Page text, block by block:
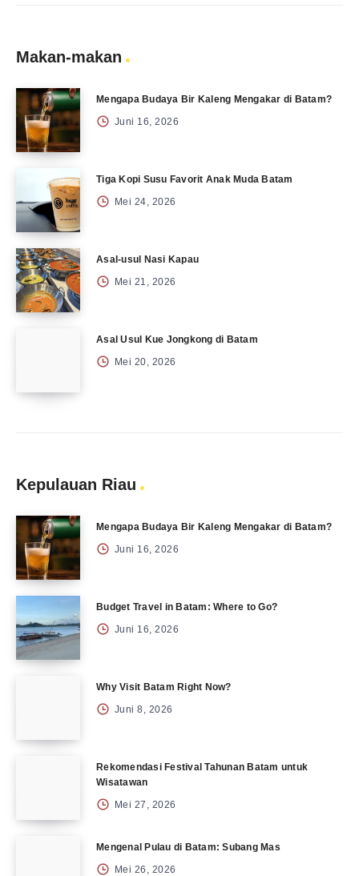
Makan-makan
Mengapa Budaya Bir Kaleng Mengakar di Batam?
Juni 16, 2026
Tiga Kopi Susu Favorit Anak Muda Batam
Mei 24, 2026
Asal-usul Nasi Kapau
Mei 21, 2026
Asal Usul Kue Jongkong di Batam
Mei 20, 2026
Kepulauan Riau
Mengapa Budaya Bir Kaleng Mengakar di Batam?
Juni 16, 2026
Budget Travel in Batam: Where to Go?
Juni 16, 2026
Why Visit Batam Right Now?
Juni 8, 2026
Rekomendasi Festival Tahunan Batam untuk
Wisatawan
Mei 27, 2026
Mengenal Pulau di Batam: Subang Mas
Mei 26, 2026